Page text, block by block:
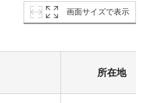
画面サイズで表示
所在地